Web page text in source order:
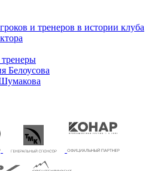
и тренеров в истории клуба
Белоусова